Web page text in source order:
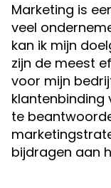
Marketing is
veel
kan ik mijn
zijn de meest
voor mijn
klantenbinding
te
bijdragen aan